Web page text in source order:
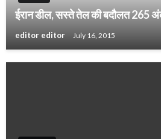
ईरान डील, सस्ते तेल की बदौलत 265
editor editor July 16, 2015